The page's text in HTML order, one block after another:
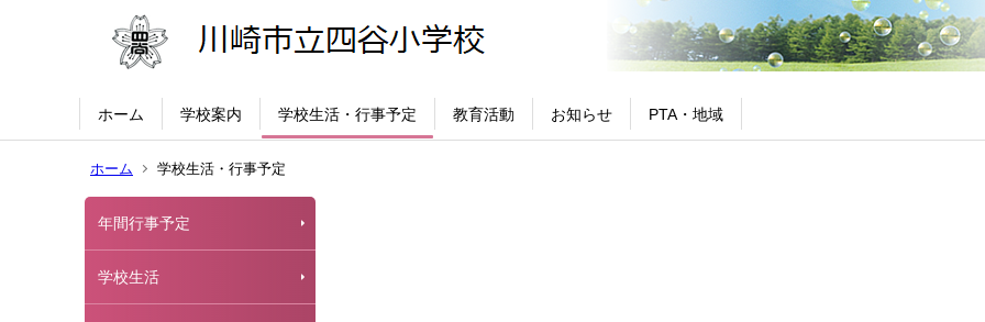
ホーム 学校案内 学校生活・行事予定 教育活動 お知らせ PTA・地域
ホーム 学校生活・行事予定
年間行事予定
学校生活